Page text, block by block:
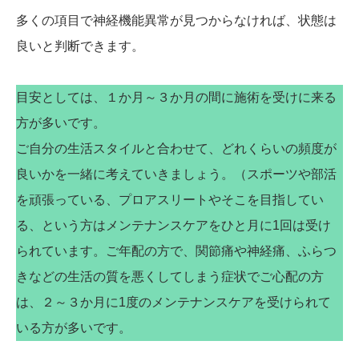
多くの項目で神経機能異常が見つからなければ、状態は
良いと判断できます。
目安としては、１か月～３か月の間に施術を受けに来る
方が多いです。
ご自分の生活スタイルと合わせて、どれくらいの頻度が
良いかを一緒に考えていきましょう。（スポーツや部活
を頑張っている、プロアスリートやそこを目指してい
る、という方はメンテナンスケアをひと月に1回は受け
られています。ご年配の方で、関節痛や神経痛、ふらつ
きなどの生活の質を悪くしてしまう症状でご心配の方
は、２～３か月に1度のメンテナンスケアを受けられて
いる方が多いです。